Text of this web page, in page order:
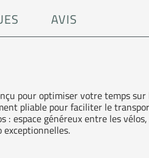
AVIS
pour optimiser votre temps
pliable pour faciliter le
: espace généreux entre les